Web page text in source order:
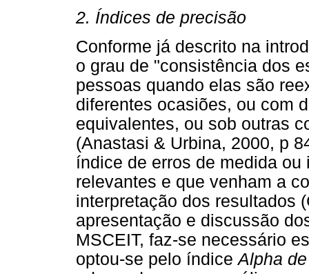
2. Índices de precisão
Conforme já descrito na
o grau de "consistência dos
pessoas quando elas são
diferentes ocasiões, ou com
equivalentes, ou sob outras
(Anastasi & Urbina, 2000, p
índice de erros de medida
relevantes e que venham a
interpretação dos resultados
apresentação e discussão
MSCEIT, faz-se necessário
optou-se pelo índiceAlpha